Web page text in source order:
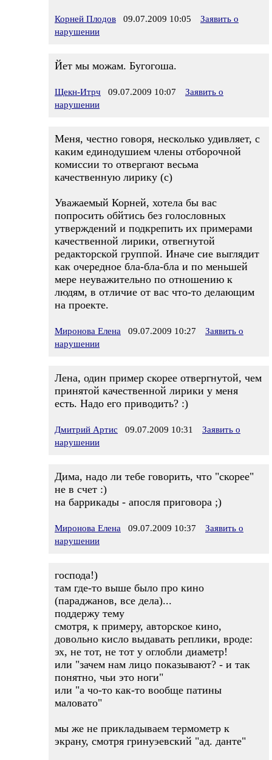
Корней Плодов 09.07.2009 10:05
Заявить о
нарушении
Йет мы можам. Бугогоша.
Щекн-Итрч 09.07.2009 10:07
Заявить о
нарушении
Меня, честно говоря, несколько удивляет, с
каким единодушием члены отборочной
комиссии то отвергают весьма
качественную лирику (с)
Уважаемый Корней, хотела бы вас
попросить обйтись без голословных
утверждений и подкрепить их примерами
качественной лирики, отвегнутой
редакторской группой. Иначе сие выглядит
как очередное бла-бла-бла и по меньшей
мере неуважительно по отношению к
людям, в отличие от вас что-то делающим
на проекте.
Миронова Елена 09.07.2009 10:27
Заявить о
нарушении
Лена, один пример скорее отвергнутой, чем
принятой качественной лирики у меня
есть. Надо его приводить? :)
Дмитрий Артис 09.07.2009 10:31
Заявить о
нарушении
Дима, надо ли тебе говорить, что "скорее"
не в счет :)
на баррикады - апосля приговора ;)
Миронова Елена 09.07.2009 10:37
Заявить о
нарушении
господа!)
там где-то выше было про кино
(параджанов, все дела)...
поддержу тему
смотря, к примеру, авторское кино,
довольно кисло выдавать реплики, вроде:
эх, не тот, не тот у оглобли диаметр!
или "зачем нам лицо показывают? - и так
понятно, чьи это ноги"
или "а чо-то как-то вообще патины
маловато"
мы же не прикладываем термометр к
экрану, смотря гринуэевский "ад. данте"